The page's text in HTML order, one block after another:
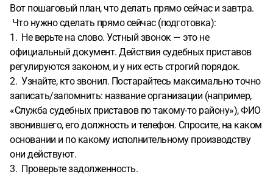
Вот пошаговый план, что делать прямо сейчас и завтра.
Что нужно сделать прямо сейчас (подготовка):
1. Не верьте на слово. Устный звонок — это не
официальный документ. Действия судебных приставов
регулируются законом, и у них есть строгий порядок.
2. Узнайте, кто звонил. Постарайтесь максимально точно
записать/запомнить: название организации (например,
«Служба судебных приставов по такому-то району»), ФИО
звонившего, его должность и телефон. Спросите, на каком
основании и по какому исполнительному производству
они действуют.
3. Проверьте задолженность.